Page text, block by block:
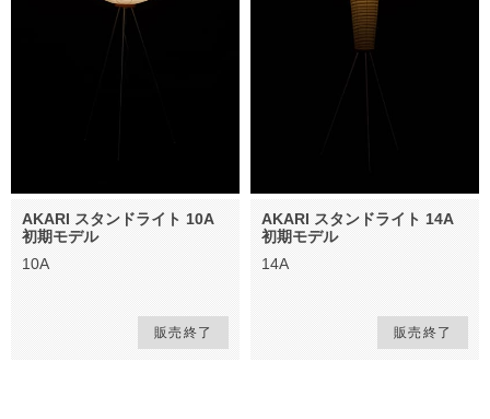
AKARI スタンドライト 10A
初期モデル
10A
販売終了
AKARI スタンドライト 14A
初期モデル
14A
販売終了